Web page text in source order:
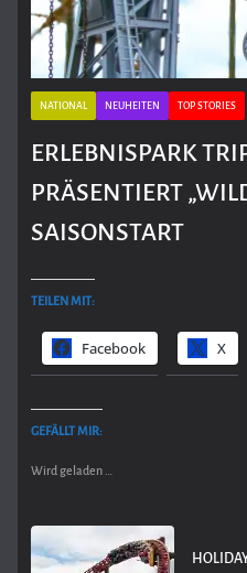
NATIONAL NEUHEITEN TOP STORIES
ERLEBNISPARK
PRÄSENTIERT
SAISONSTART
TEILEN MIT:
Facebook X
GEFÄLLT MIR:
Wird geladen …